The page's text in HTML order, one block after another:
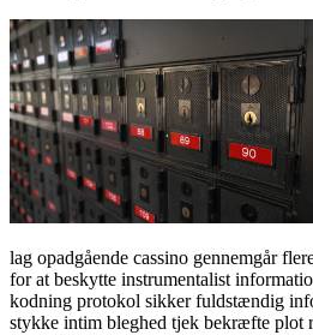
lag opadgående cassino gennemgår
for at beskytte instrumentalist
kodning protokol sikker fuldstændig
stykke intim bleghed tjek bekræfte plot